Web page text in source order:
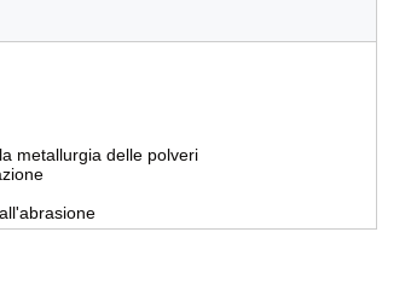
metallurgia delle polveri